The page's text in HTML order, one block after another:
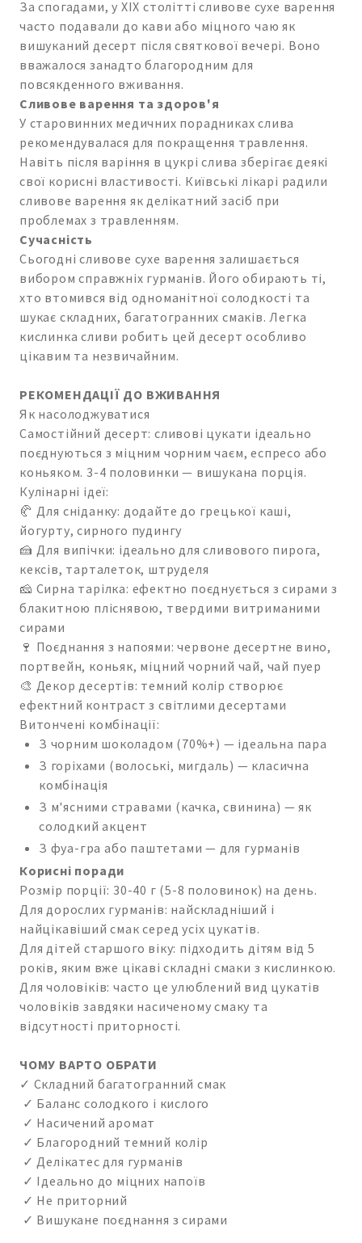
За спогадами, у XIX столітті сливове сухе варення
часто подавали до кави або міцного чаю як
вишуканий десерт після святкової вечері. Воно
вважалося занадто благородним для
повсякденного вживання.
Сливове варення та здоров'я
У старовинних медичних порадниках слива
рекомендувалася для покращення травлення.
Навіть після варіння в цукрі слива зберігає деякі
свої корисні властивості. Київські лікарі радили
сливове варення як делікатний засіб при
проблемах з травленням.
Сучасність
Сьогодні сливове сухе варення залишається
вибором справжніх гурманів. Його обирають ті,
хто втомився від одноманітної солодкості та
шукає складних, багатогранних смаків. Легка
кислинка сливи робить цей десерт особливо
цікавим та незвичайним.
РЕКОМЕНДАЦІЇ ДО ВЖИВАННЯ
Як насолоджуватися
Самостійний десерт: сливові цукати ідеально
поєднуються з міцним чорним чаєм, еспресо або
коньяком. 3-4 половинки — вишукана порція.
Кулінарні ідеї:
🥐 Для сніданку: додайте до грецької каші,
йогурту, сирного пудингу
🍰 Для випічки: ідеально для сливового пирога,
кексів, тарталеток, штруделя
🧀 Сирна тарілка: ефектно поєднується з сирами з
блакитною пліснявою, твердими витриманими
сирами
🍷 Поєднання з напоями: червоне десертне вино,
портвейн, коньяк, міцний чорний чай, чай пуер
🎨 Декор десертів: темний колір створює
ефектний контраст з світлими десертами
Витончені комбінації:
З чорним шоколадом (70%+) — ідеальна пара
З горіхами (волоські, мигдаль) — класична
комбінація
З м'ясними стравами (качка, свинина) — як
солодкий акцент
З фуа-гра або паштетами — для гурманів
Корисні поради
Розмір порції: 30-40 г (5-8 половинок) на день.
Для дорослих гурманів: найскладніший і
найцікавіший смак серед усіх цукатів.
Для дітей старшого віку: підходить дітям від 5
років, яким вже цікаві складні смаки з кислинкою.
Для чоловіків: часто це улюблений вид цукатів
чоловіків завдяки насиченому смаку та
відсутності приторності.
ЧОМУ ВАРТО ОБРАТИ
✓ Складний багатогранний смак
✓ Баланс солодкого і кислого
✓ Насичений аромат
✓ Благородний темний колір
✓ Делікатес для гурманів
✓ Ідеально до міцних напоїв
✓ Не приторний
✓ Вишукане поєднання з сирами